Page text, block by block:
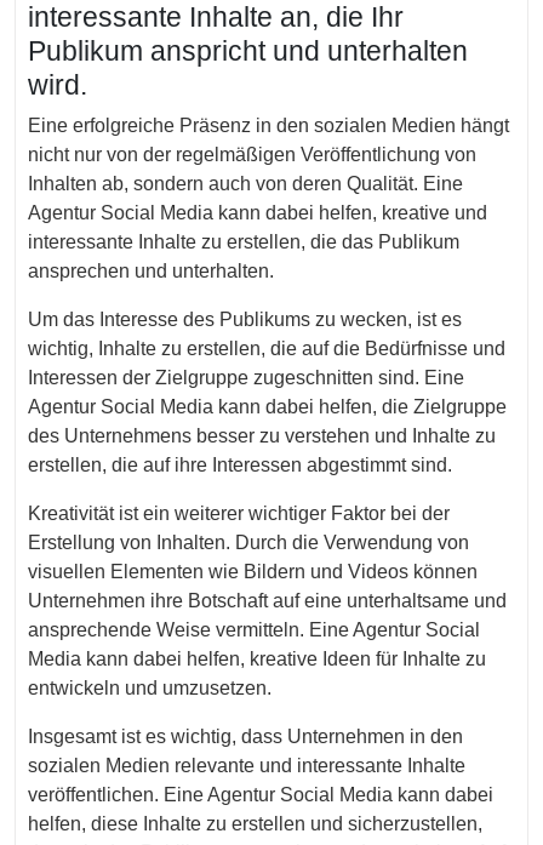
interessante Inhalte an, die Ihr
Publikum anspricht und unterhalten
wird.
Eine erfolgreiche Präsenz in den sozialen Medien hängt
nicht nur von der regelmäßigen Veröffentlichung von
Inhalten ab, sondern auch von deren Qualität. Eine
Agentur Social Media kann dabei helfen, kreative und
interessante Inhalte zu erstellen, die das Publikum
ansprechen und unterhalten.
Um das Interesse des Publikums zu wecken, ist es
wichtig, Inhalte zu erstellen, die auf die Bedürfnisse und
Interessen der Zielgruppe zugeschnitten sind. Eine
Agentur Social Media kann dabei helfen, die Zielgruppe
des Unternehmens besser zu verstehen und Inhalte zu
erstellen, die auf ihre Interessen abgestimmt sind.
Kreativität ist ein weiterer wichtiger Faktor bei der
Erstellung von Inhalten. Durch die Verwendung von
visuellen Elementen wie Bildern und Videos können
Unternehmen ihre Botschaft auf eine unterhaltsame und
ansprechende Weise vermitteln. Eine Agentur Social
Media kann dabei helfen, kreative Ideen für Inhalte zu
entwickeln und umzusetzen.
Insgesamt ist es wichtig, dass Unternehmen in den
sozialen Medien relevante und interessante Inhalte
veröffentlichen. Eine Agentur Social Media kann dabei
helfen, diese Inhalte zu erstellen und sicherzustellen,